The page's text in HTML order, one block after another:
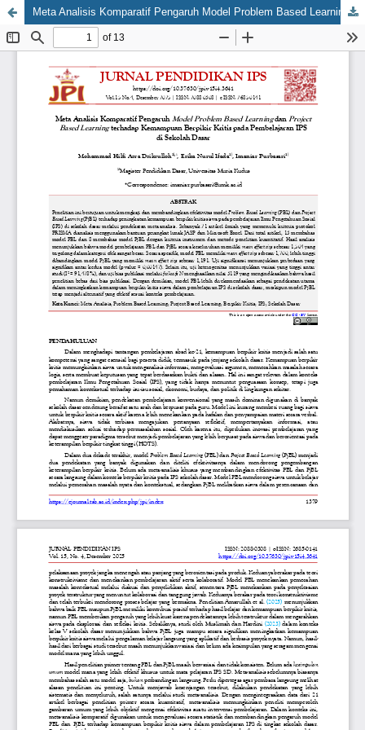
Meta Analisis Komparatif Pengaruh Model Problem Based Learning dan Project Based Learning terhadap Kemampuan Berpikir Kritis pada Pembelajaran IPS di Sekolah Dasar